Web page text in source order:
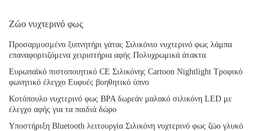
Ζώο νυχτερινό φως
Προσαρμοσμένο ξυπνητήρι γάτας Σιλικόνιο νυχτερινό φως λάμπα
επαναφορτιζόμενα χειριστήρια αφής Πολυχρωμικά άτακτα
Ευρωπαϊκό πιστοποιητικό CE Σιλικόνης Cartoon Nightlight Τροφικό
φωνητικό έλεγχο Ευφυές βοηθητικό ύπνο
Κοτόπουλο νυχτερινό φως BPA δωρεάν μαλακό σιλικόνη LED με
έλεγχο αφής για τα παιδιά δώρο
Υποστήριξη Bluetooth λειτουργία Σιλικόνη νυχτερινό φως ζώο γλυκό